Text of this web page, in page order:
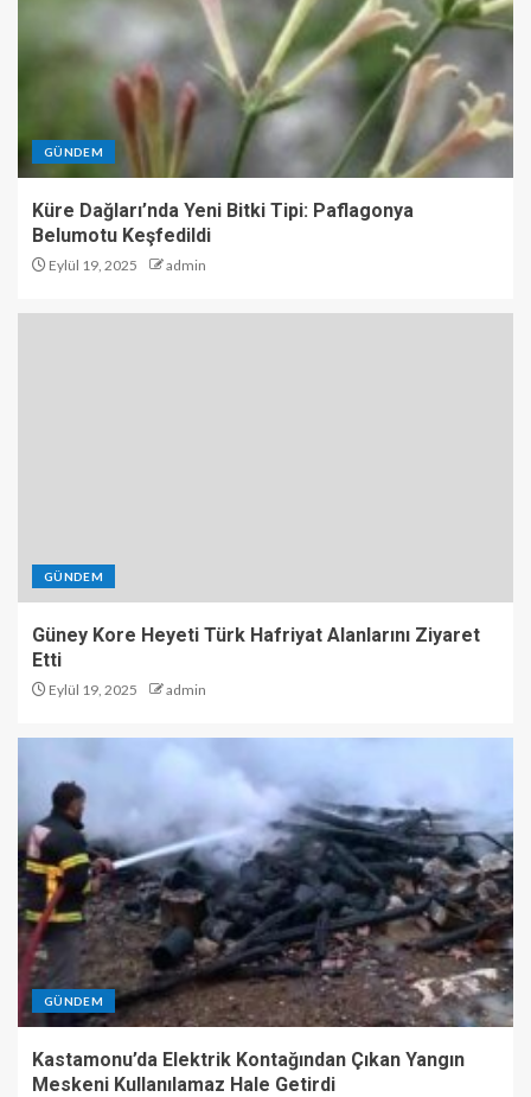
GÜNDEM
Küre Dağları’nda Yeni Bitki Tipi: Paflagonya
Belumotu Keşfedildi
Eylül 19, 2025 admin
GÜNDEM
Güney Kore Heyeti Türk Hafriyat Alanlarını Ziyaret
Etti
Eylül 19, 2025 admin
GÜNDEM
Kastamonu’da Elektrik Kontağından Çıkan Yangın
Meskeni Kullanılamaz Hale Getirdi